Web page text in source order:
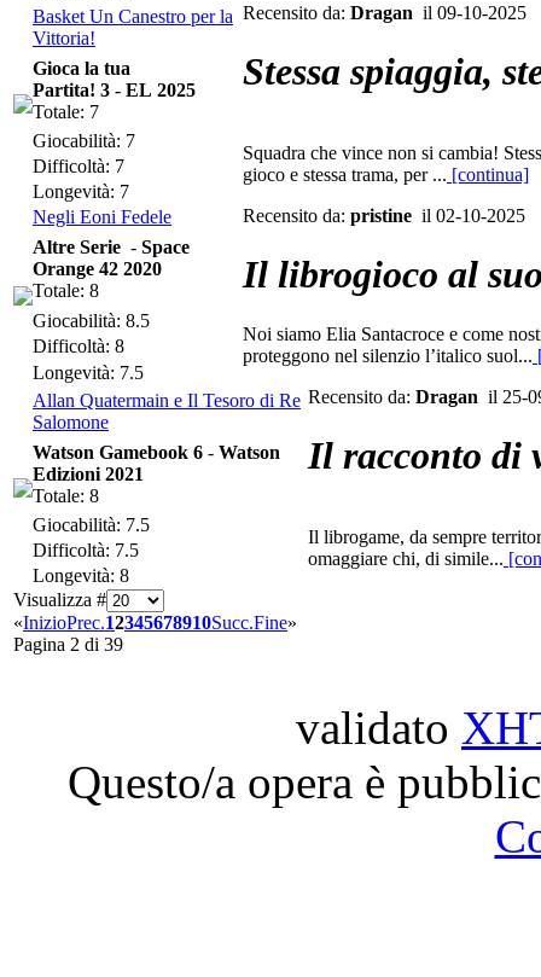
Basket Un Canestro per la
Vittoria!
Recensito da: Dragan il 09-10-2025
Stessa spiaggia,
Squadra che vince non si cambia!
gioco e stessa trama, per ... [continua]
Gioca la tua
Partita! 3 - EL 2025
Totale: 7
Giocabilità: 7
Difficoltà: 7
Longevità: 7
Negli Eoni Fedele
Recensito da: pristine il 02-10-2025
Il librogioco al
Noi siamo Elia Santacroce e come
proteggono nel silenzio l’italico suol...
Altre Serie - Space
Orange 42 2020
Totale: 8
Giocabilità: 8.5
Difficoltà: 8
Longevità: 7.5
Allan Quatermain e Il Tesoro di Re
Salomone
Recensito da: Dragan il 25-
Il racconto di
Il librogame, da sempre
omaggiare chi, di simile...
Watson Gamebook 6 - Watson
Edizioni 2021
Totale: 8
Giocabilità: 7.5
Difficoltà: 7.5
Longevità: 8
Visualizza #
«InizioPrec.12345678910Succ.Fine»
Pagina 2 di 39
validato
Questo/a opera è